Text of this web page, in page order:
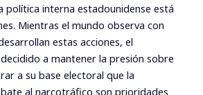
política interna estadounidense está
Mientras el mundo observa con
estas acciones, el
a mantener la presión sobre
a su base electoral que la
al narcotráfico son prioridades